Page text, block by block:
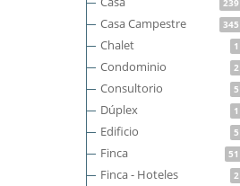
239
Casa Campestre 345
Chalet 1
Condominio 2
Consultorio 5
Dúplex 1
Edificio 5
Finca 51
Finca - Hoteles 2